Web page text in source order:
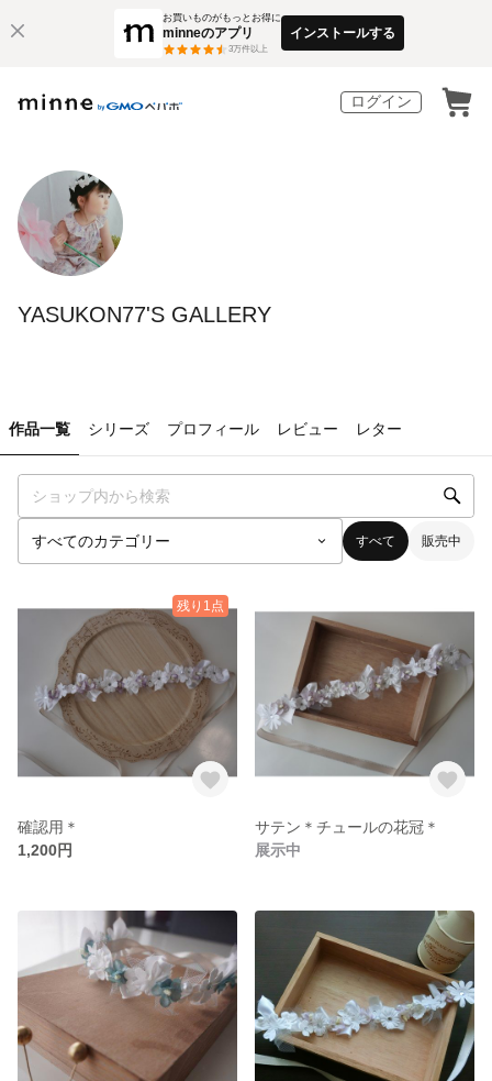
お買いものがもっとお得に
minneのアプリ
3万件以上
インストールする
ログイン
YASUKON77'S GALLERY
作品一覧 シリーズ プロフィール レビュー レター
すべて 販売中
残り1点
確認用＊
1,200円
サテン＊チュールの花冠＊
展示中